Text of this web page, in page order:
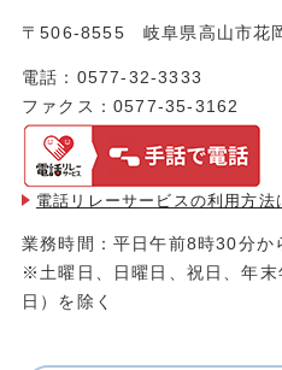
〒506-8555 岐阜県高山市
電話：0577-32-3333
ファクス：0577-35-3162
電話リレーサービスの利用方法
業務時間：平日午前8時30分か
※土曜日、日曜日、祝日、年
日）を除く